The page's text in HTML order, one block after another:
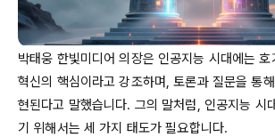
박태웅 한빛미디어 의장은 인공지능 시대에는
혁신의 핵심이라고 강조하며, 토론과 질문을 통
현된다고 말했습니다. 그의 말처럼, 인공지능 시
기 위해서는 세 가지 태도가 필요합니다.